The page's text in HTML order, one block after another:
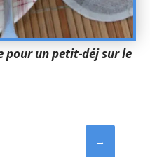
pour un petit-déj sur le